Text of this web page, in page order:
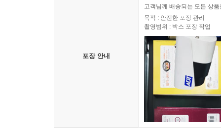
포장 안내
고객님께 배송되는 모든 상
목적 : 안전한 포장 관리
촬영범위 : 박스 포장 작업